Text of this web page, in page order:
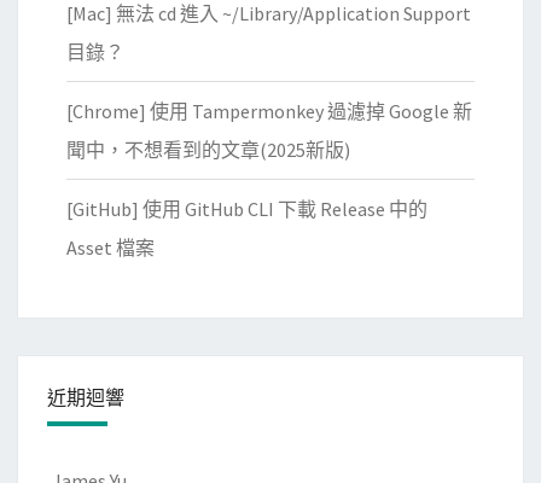
[Mac] 無法 cd 進入 ~/Library/Application Support
目錄？
[Chrome] 使用 Tampermonkey 過濾掉 Google 新
聞中，不想看到的文章(2025新版)
[GitHub] 使用 GitHub CLI 下載 Release 中的
Asset 檔案
近期迴響